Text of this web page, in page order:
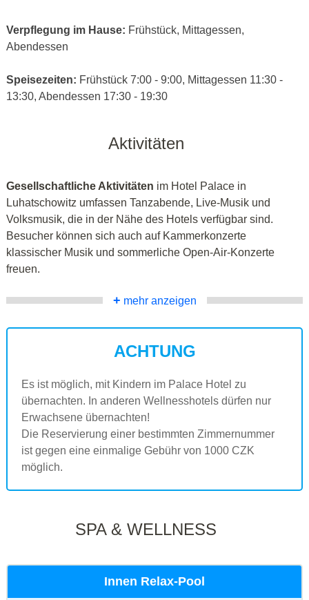
Verpflegung im Hause: Frühstück, Mittagessen,
Abendessen
Speisezeiten: Frühstück 7:00 - 9:00, Mittagessen 11:30 -
13:30, Abendessen 17:30 - 19:30
Aktivitäten
Gesellschaftliche Aktivitäten im Hotel Palace in
Luhatschowitz umfassen Tanzabende, Live-Musik und
Volksmusik, die in der Nähe des Hotels verfügbar sind.
Besucher können sich auch auf Kammerkonzerte
klassischer Musik und sommerliche Open-Air-Konzerte
freuen.
+ mehr anzeigen
ACHTUNG
Es ist möglich, mit Kindern im Palace Hotel zu
übernachten. In anderen Wellnesshotels dürfen nur
Erwachsene übernachten!
Die Reservierung einer bestimmten Zimmernummer
ist gegen eine einmalige Gebühr von 1000 CZK
möglich.
SPA & WELLNESS
Innen Relax-Pool